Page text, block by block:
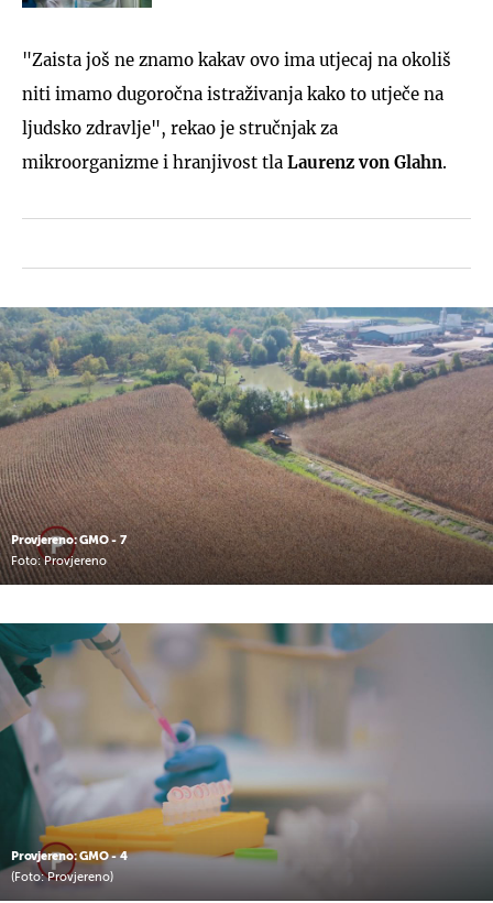
"Zaista još ne znamo kakav ovo ima utjecaj na okoliš
niti imamo dugoročna istraživanja kako to utječe na
ljudsko zdravlje", rekao je stručnjak za
mikroorganizme i hranjivost tla Laurenz von Glahn.
Provjereno: GMO - 7
Foto: Provjereno
Provjereno: GMO - 4
(Foto: Provjereno)